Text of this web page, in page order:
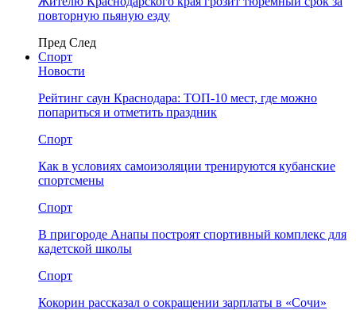
повторную пьяную езду
Пред След
Спорт
Новости
Рейтинг саун Краснодара: ТОП-10 мест, где можно
попариться и отметить праздник
Спорт
Как в условиях самоизоляции тренируются кубанские
спортсмены
Спорт
В пригороде Анапы построят спортивный комплекс для
кадетской школы
Спорт
Кокорин рассказал о сокращении зарплаты в «Сочи»